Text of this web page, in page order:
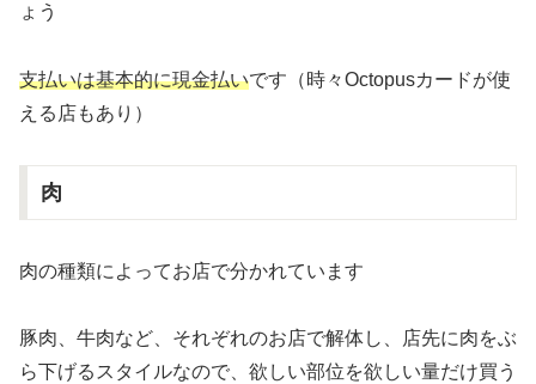
ょう
支払いは基本的に現金払いです（時々Octopusカードが使
える店もあり）
肉
肉の種類によってお店で分かれています
豚肉、牛肉など、それぞれのお店で解体し、店先に肉をぶ
ら下げるスタイルなので、欲しい部位を欲しい量だけ買う